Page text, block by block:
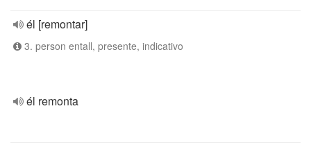
él [remontar]
3. person entall, presente, indicativo
él remonta